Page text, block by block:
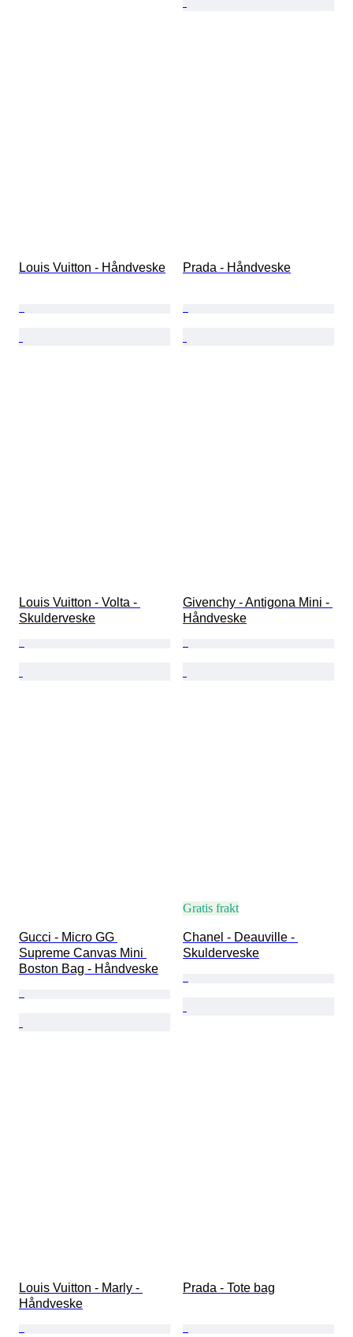
Louis Vuitton - Håndveske Prada - Håndveske
Louis Vuitton - Volta -
Skulderveske
Givenchy - Antigona Mini -
Håndveske
Gucci - Micro GG
Supreme Canvas Mini
Boston Bag - Håndveske
Gratis frakt
Chanel - Deauville -
Skulderveske
Louis Vuitton - Marly -
Håndveske
Prada - Tote bag